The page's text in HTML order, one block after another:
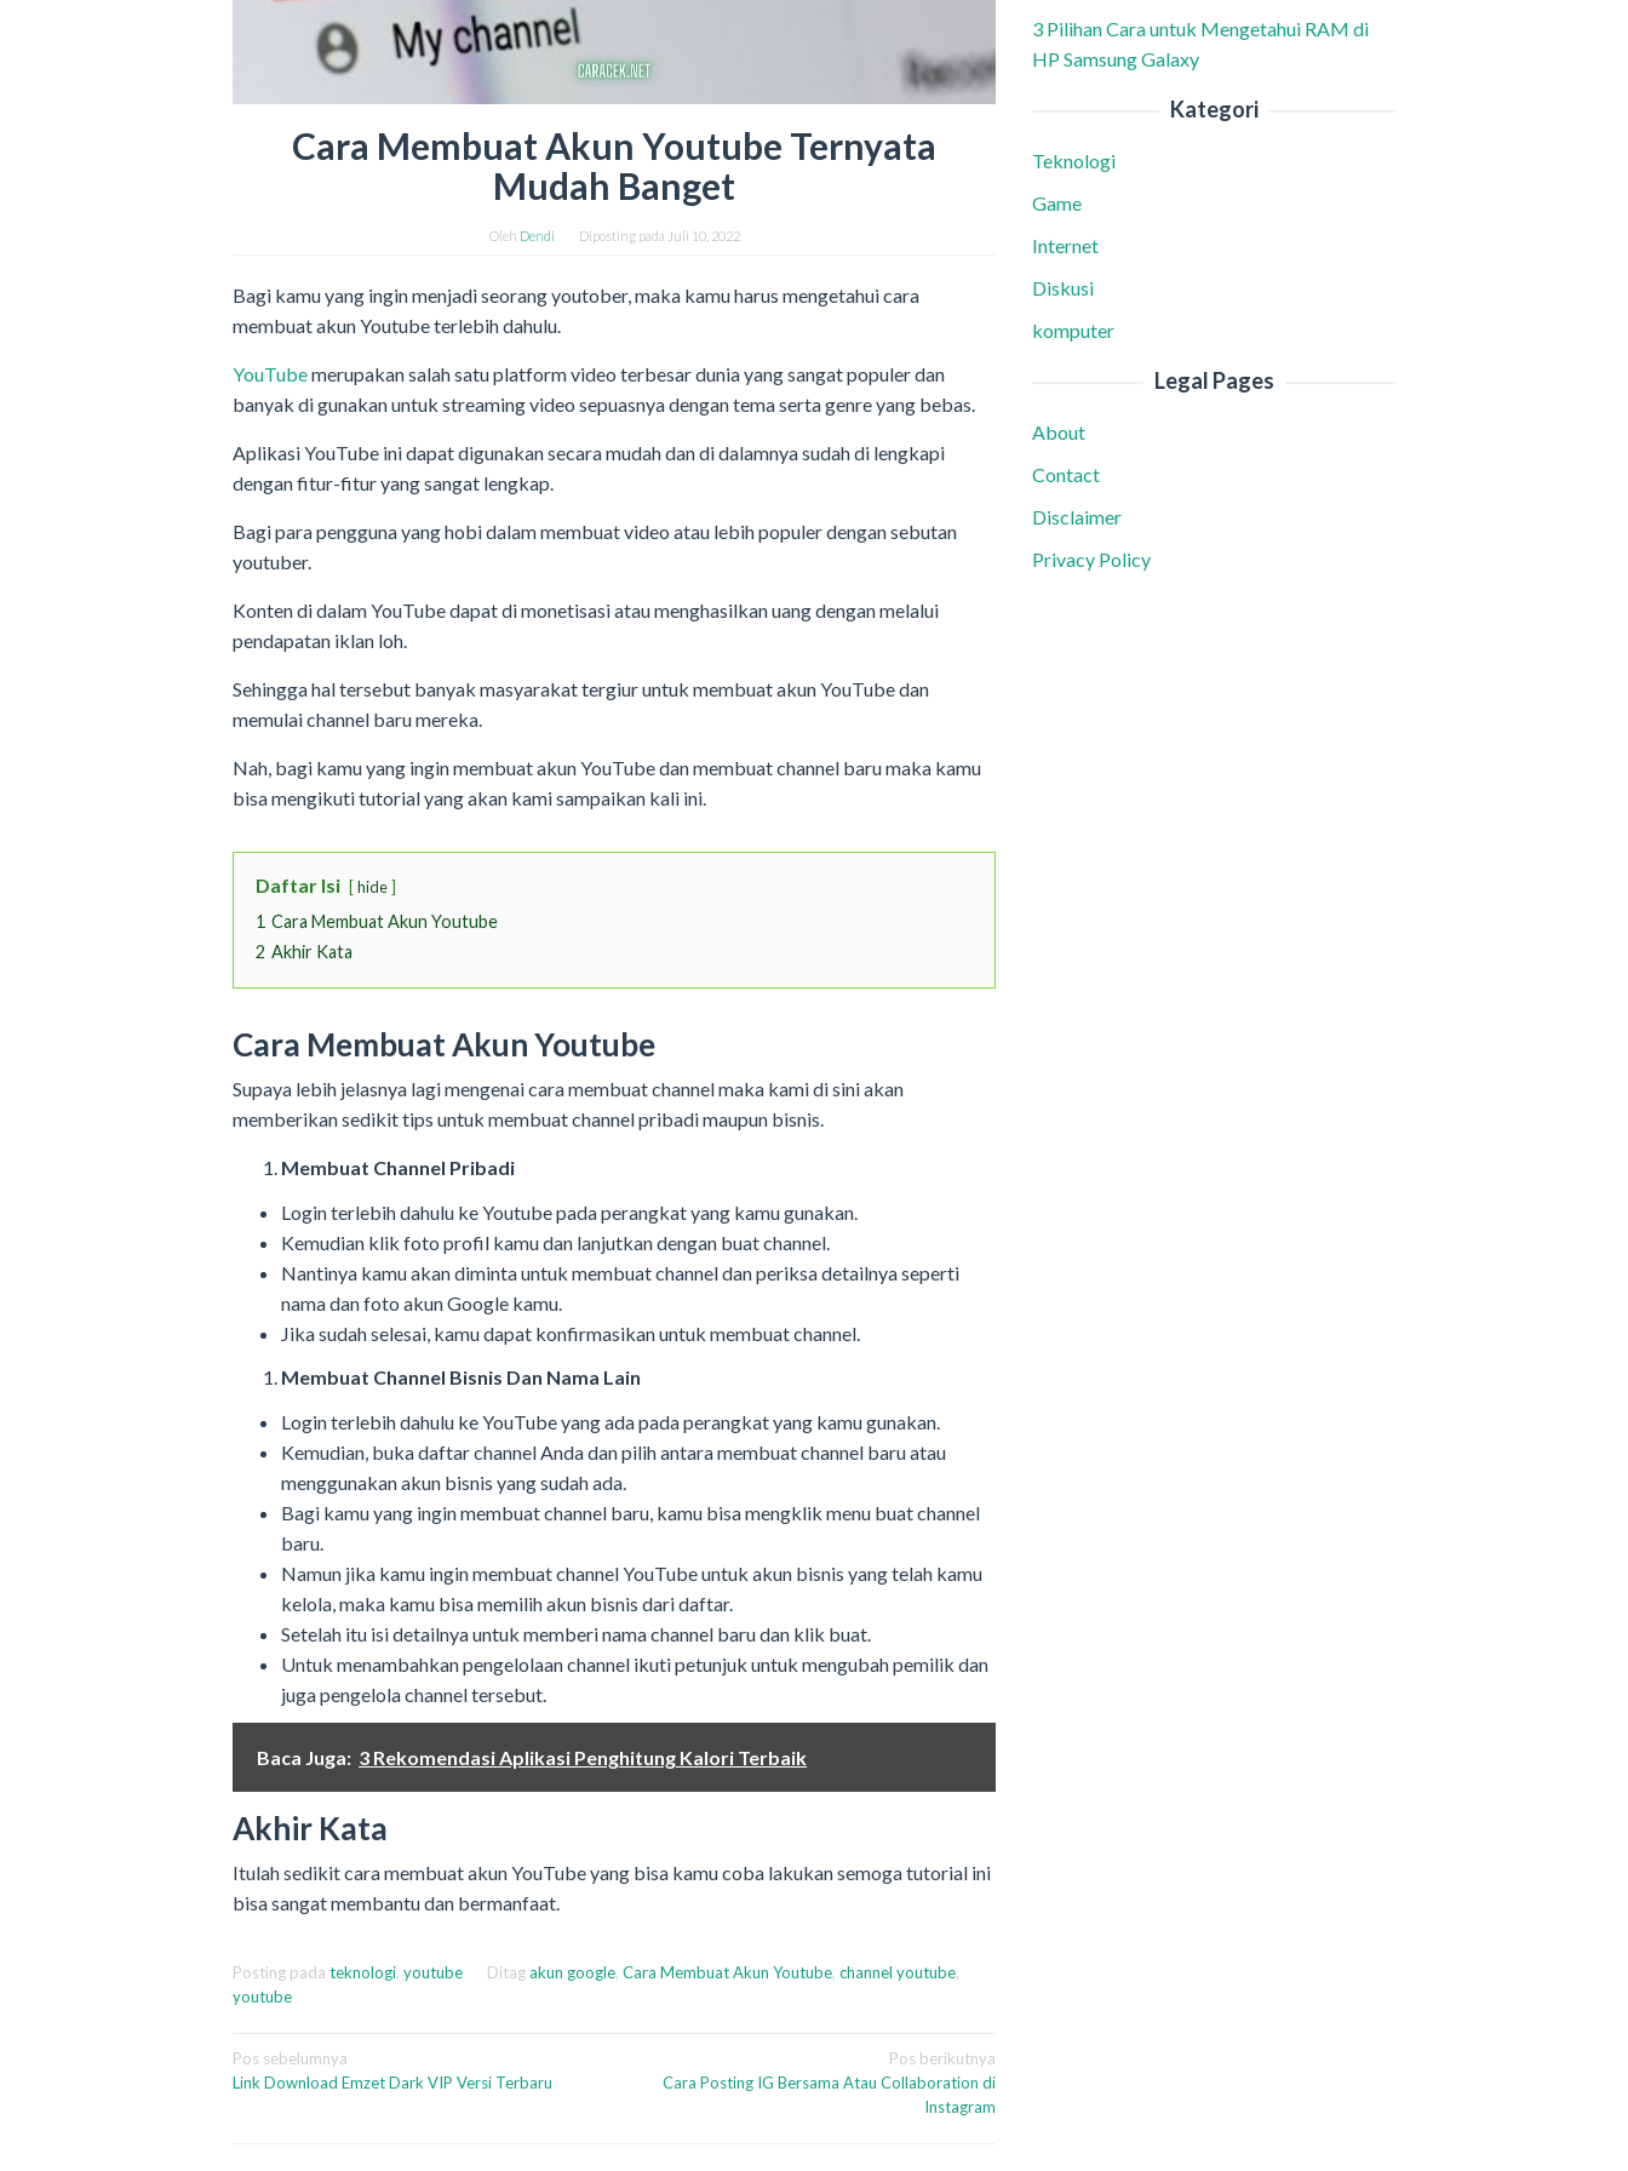
Cara Membuat Akun Youtube Ternyata
Mudah Banget
Oleh Dendi Diposting pada Juli 10, 2022
Bagi kamu yang ingin menjadi seorang youtober, maka kamu harus mengetahui cara
membuat akun Youtube terlebih dahulu.
YouTubemerupakan salah satu platform video terbesar dunia yang sangat populer dan
banyak di gunakan untuk streaming video sepuasnya dengan tema serta genre yang bebas.
Aplikasi YouTube ini dapat digunakan secara mudah dan di dalamnya sudah di lengkapi
dengan fitur-fitur yang sangat lengkap.
Bagi para pengguna yang hobi dalam membuat video atau lebih populer dengan sebutan
youtuber.
Konten di dalam YouTube dapat di monetisasi atau menghasilkan uang dengan melalui
pendapatan iklan loh.
Sehingga hal tersebut banyak masyarakat tergiur untuk membuat akun YouTube dan
memulai channel baru mereka.
Nah, bagi kamu yang ingin membuat akun YouTube dan membuat channel baru maka kamu
bisa mengikuti tutorial yang akan kami sampaikan kali ini.
Daftar Isi hide
1 Cara Membuat Akun Youtube
2 Akhir Kata
Cara Membuat Akun Youtube
Supaya lebih jelasnya lagi mengenai cara membuat channel maka kami di sini akan
memberikan sedikit tips untuk membuat channel pribadi maupun bisnis.
Membuat Channel Pribadi
Login terlebih dahulu ke Youtube pada perangkat yang kamu gunakan.
Kemudian klik foto profil kamu dan lanjutkan dengan buat channel.
Nantinya kamu akan diminta untuk membuat channel dan periksa detailnya seperti
nama dan foto akun Google kamu.
Jika sudah selesai, kamu dapat konfirmasikan untuk membuat channel.
Membuat Channel Bisnis Dan Nama Lain
Login terlebih dahulu ke YouTube yang ada pada perangkat yang kamu gunakan.
Kemudian, buka daftar channel Anda dan pilih antara membuat channel baru atau
menggunakan akun bisnis yang sudah ada.
Bagi kamu yang ingin membuat channel baru, kamu bisa mengklik menu buat channel
baru.
Namun jika kamu ingin membuat channel YouTube untuk akun bisnis yang telah kamu
kelola, maka kamu bisa memilih akun bisnis dari daftar.
Setelah itu isi detailnya untuk memberi nama channel baru dan klik buat.
Untuk menambahkan pengelolaan channel ikuti petunjuk untuk mengubah pemilik dan
juga pengelola channel tersebut.
Baca Juga: 3 Rekomendasi Aplikasi Penghitung Kalori Terbaik
Akhir Kata
Itulah sedikit cara membuat akun YouTube yang bisa kamu coba lakukan semoga tutorial ini
bisa sangat membantu dan bermanfaat.
Posting pada teknologi, youtube Ditagakun google, Cara Membuat Akun Youtube, channel youtube,
youtube
Navigasi
pos
Pos sebelumnya
Link Download Emzet Dark VIP Versi Terbaru
Pos berikutnya
Cara Posting IG Bersama Atau Collaboration di
Instagram
3 Pilihan Cara untuk Mengetahui RAM di
HP Samsung Galaxy
Kategori
Teknologi
Game
Internet
Diskusi
komputer
Legal Pages
About
Contact
Disclaimer
Privacy Policy